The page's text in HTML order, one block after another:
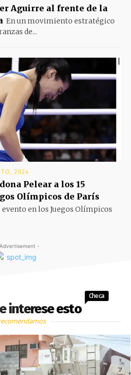
Aguirre al frente de la
En un movimiento estratégico
de...
2024
Pelear a los 15
Olímpicos de París
en los Juegos Olímpicos
-
interese esto
Checa